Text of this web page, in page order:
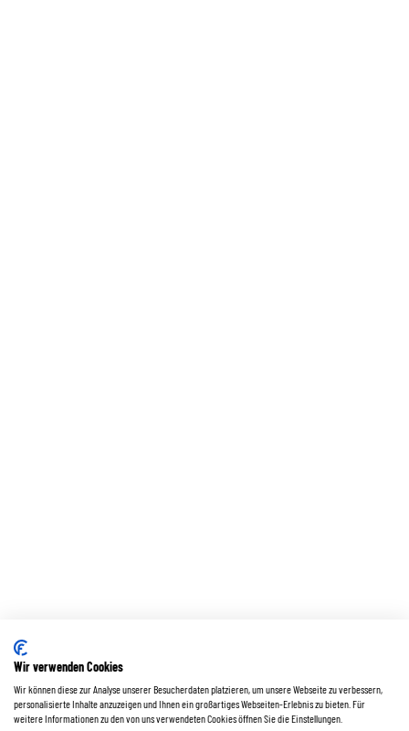
Wir verwenden Cookies
Wir können diese zur Analyse unserer Besucherdaten platzieren, um unsere Webseite zu verbessern,
personalisierte Inhalte anzuzeigen und Ihnen ein großartiges Webseiten-Erlebnis zu bieten. Für
weitere Informationen zu den von uns verwendeten Cookies öffnen Sie die Einstellungen.